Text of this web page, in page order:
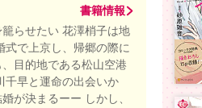
書籍情報
らせたい 花澤梢子は地
式で上京し、帰郷の際に
目的地である松山空港
千早と運命の出会いか
が決まるーー しかし、